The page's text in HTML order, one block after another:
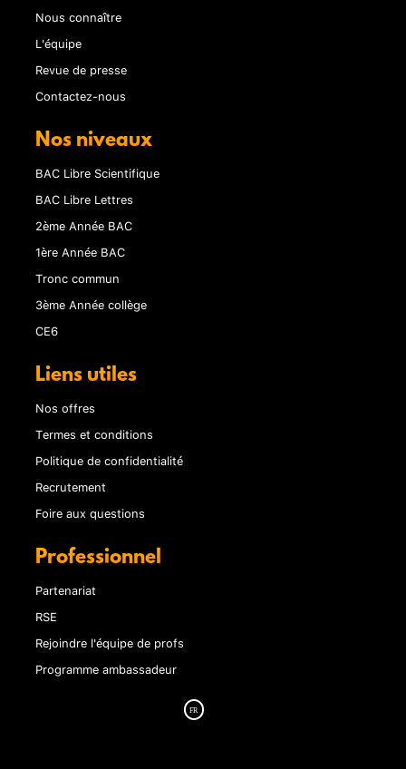
Nous connaître
L'équipe
Revue de presse
Contactez-nous
Nos niveaux
BAC Libre Scientifique
BAC Libre Lettres
2ème Année BAC
1ère Année BAC
Tronc commun
3ème Année collège
CE6
Liens utiles
Nos offres
Termes et conditions
Politique de confidentialité
Recrutement
Foire aux questions
Professionnel
Partenariat
RSE
Rejoindre l'équipe de profs
Programme ambassadeur